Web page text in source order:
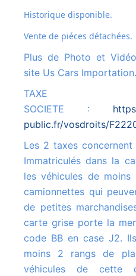
Historique disponible.
Vente de piéces détachées.
Plus de Photo et Vidéo Disponibles sur notre
site Us Cars Importation.
TAXE VOITURE
SOCIETE :
public.fr/vosdroits/
Les 2 taxes concernent les véhicules suivants :
Immatriculés dans la
les véhicules de
camionnettes qui
de petites
carte grise porte la
code BB en case J2.
moins 2 rangs de
véhicules de cette